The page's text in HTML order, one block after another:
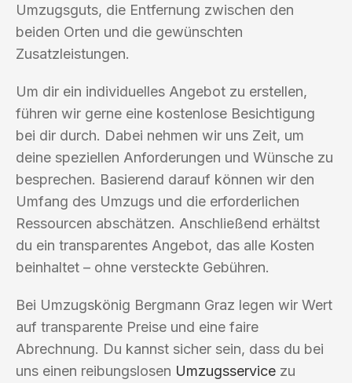
Umzugsguts, die Entfernung zwischen den
beiden Orten und die gewünschten
Zusatzleistungen.
Um dir ein individuelles Angebot zu erstellen,
führen wir gerne eine kostenlose Besichtigung
bei dir durch. Dabei nehmen wir uns Zeit, um
deine speziellen Anforderungen und Wünsche zu
besprechen. Basierend darauf können wir den
Umfang des Umzugs und die erforderlichen
Ressourcen abschätzen. Anschließend erhältst
du ein transparentes Angebot, das alle Kosten
beinhaltet – ohne versteckte Gebühren.
Bei Umzugskönig Bergmann Graz legen wir Wert
auf transparente Preise und eine faire
Abrechnung. Du kannst sicher sein, dass du bei
uns einen reibungslosen Umzugsservice zu